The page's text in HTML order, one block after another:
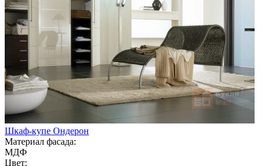
Шкаф-купе Ондерон
Материал фасада:
МДФ
Цвет: